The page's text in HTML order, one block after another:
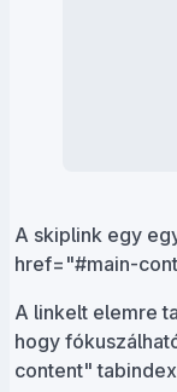
A skiplink egy
href="#main-
A linkelt elemre
hogy
content"